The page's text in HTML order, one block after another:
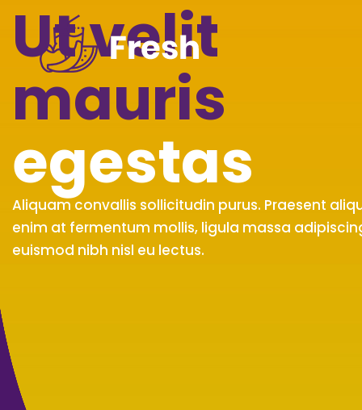
Ut velit
mauris
egestas
Aliquam convallis sollicitudin purus. Praesent
enim at fermentum mollis, ligula massa
euismod nibh nisl eu lectus.